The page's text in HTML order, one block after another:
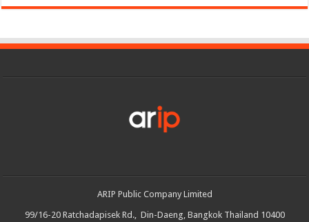
ARIP Public Company Limited
99/16-20 Ratchadapisek Rd., Din-Daeng, Bangkok Thailand 10400